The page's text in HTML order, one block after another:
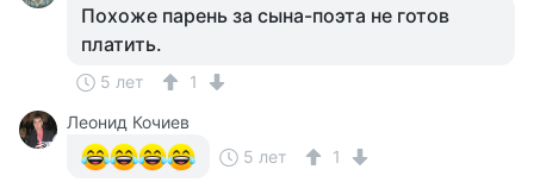
Похоже парень за сына-поэта не готов
платить.
5 лет
1
Леонид Кочиев
5 лет
1